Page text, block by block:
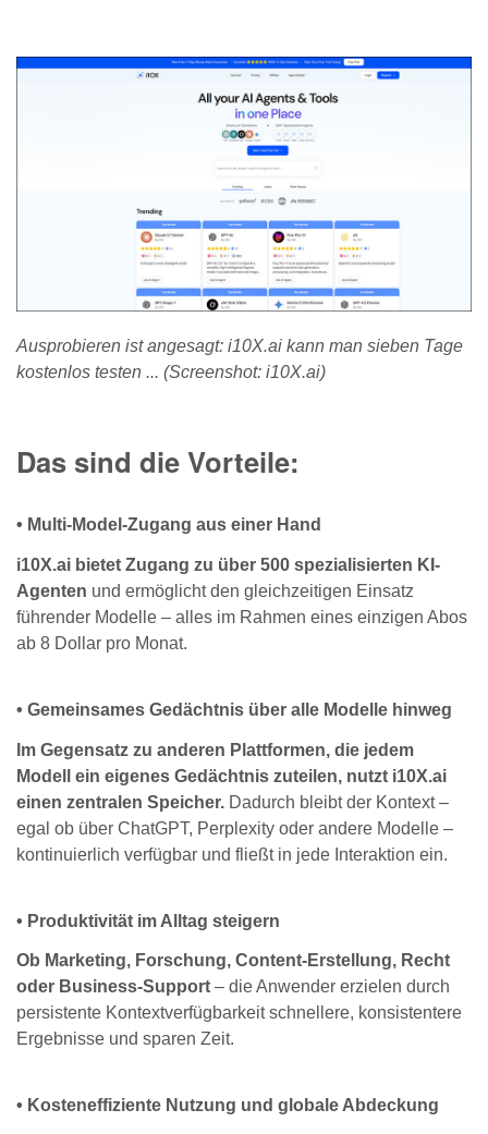
Ausprobieren ist angesagt: i10X.ai kann man sieben Tage
kostenlos testen ... (Screenshot: i10X.ai)
Das sind die Vorteile:
• Multi-Model-Zugang aus einer Hand
i10X.ai bietet Zugang zu über 500 spezialisierten KI-
Agenten und ermöglicht den gleichzeitigen Einsatz
führender Modelle – alles im Rahmen eines einzigen Abos
ab 8 Dollar pro Monat.
• Gemeinsames Gedächtnis über alle Modelle hinweg
Im Gegensatz zu anderen Plattformen, die jedem
Modell ein eigenes Gedächtnis zuteilen, nutzt i10X.ai
einen zentralen Speicher. Dadurch bleibt der Kontext –
egal ob über ChatGPT, Perplexity oder andere Modelle –
kontinuierlich verfügbar und fließt in jede Interaktion ein.
• Produktivität im Alltag steigern
Ob Marketing, Forschung, Content-Erstellung, Recht
oder Business-Support – die Anwender erzielen durch
persistente Kontextverfügbarkeit schnellere, konsistentere
Ergebnisse und sparen Zeit.
• Kosteneffiziente Nutzung und globale Abdeckung